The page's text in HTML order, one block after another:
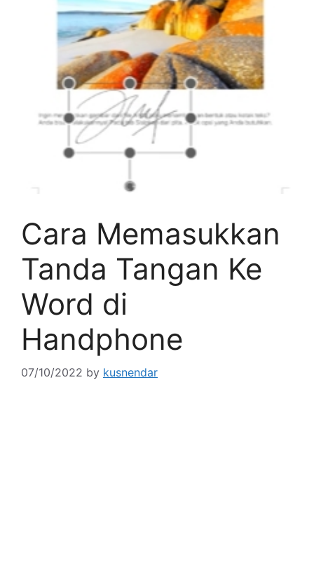
Cara Memasukkan
Tanda Tangan Ke
Word di
Handphone
07/10/2022 by kusnendar